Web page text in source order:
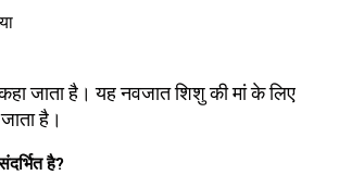
कहा जाता है। यह नवजात शिशु की मां के लिए
है।
है?